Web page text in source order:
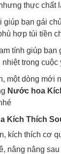
thực chất
giúp bạn gái
hợp túi tiền
tính giúp bạn
trong cuộc
một dòng mới
Nước hoa
Kích Thích
kích thích cơ
nâng nâng